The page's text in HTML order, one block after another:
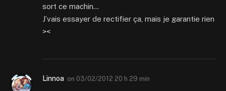
sort ce machin…
J’vais essayer de rectifier ça, mais je garantie rien
><
Linnoa on 03/02/2012 20 h 29 min